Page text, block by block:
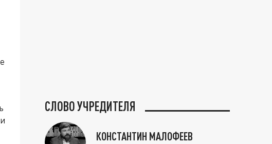
СЛОВО УЧРЕДИТЕЛЯ
КОНСТАНТИН МАЛОФЕЕВ